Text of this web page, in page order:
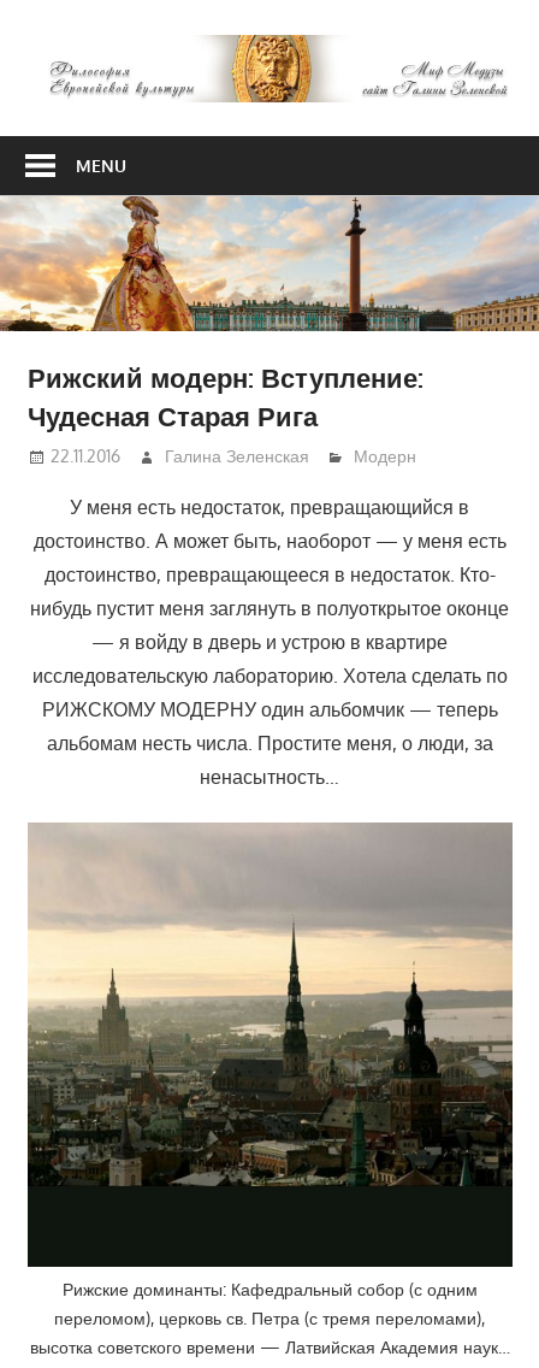
content
Европейской
MENU
Рижский модерн: Вступление:
Чудесная Старая Рига
22.11.2016 Галина Зеленская Модерн
У меня есть недостаток, превращающийся в
достоинство. А может быть, наоборот — у меня есть
достоинство, превращающееся в недостаток. Кто-
нибудь пустит меня заглянуть в полуоткрытое оконце
— я войду в дверь и устрою в квартире
исследовательскую лабораторию. Хотела сделать по
РИЖСКОМУ МОДЕРНУ один альбомчик — теперь
альбомам несть числа. Простите меня, о люди, за
ненасытность…
Рижские доминанты: Кафедральный собор (с одним
переломом), церковь св. Петра (с тремя переломами),
высотка советского времени — Латвийская Академия наук…